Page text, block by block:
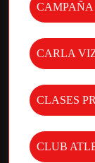
CARLA
CLASES
CLUB